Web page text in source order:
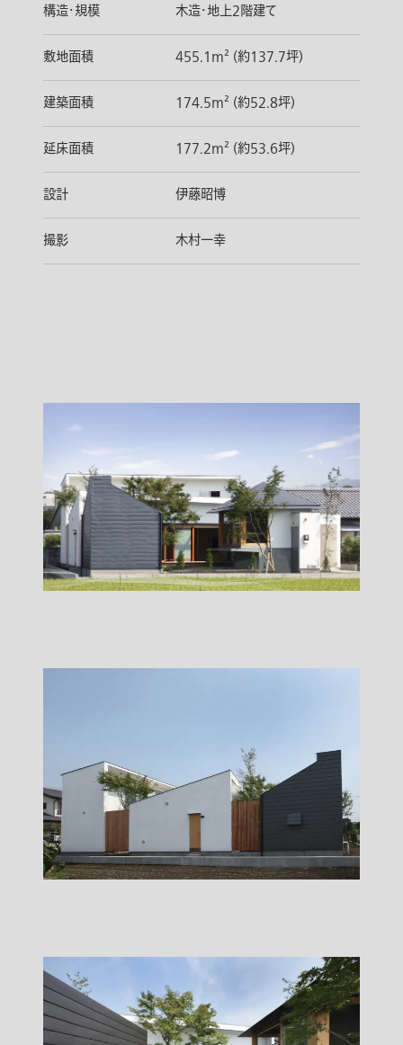
構造・規模 木造・地上2階建て
敷地面積 455.1m² (約137.7坪)
建築面積 174.5m² (約52.8坪)
延床面積 177.2m² (約53.6坪)
設計 伊藤昭博
撮影 木村一幸